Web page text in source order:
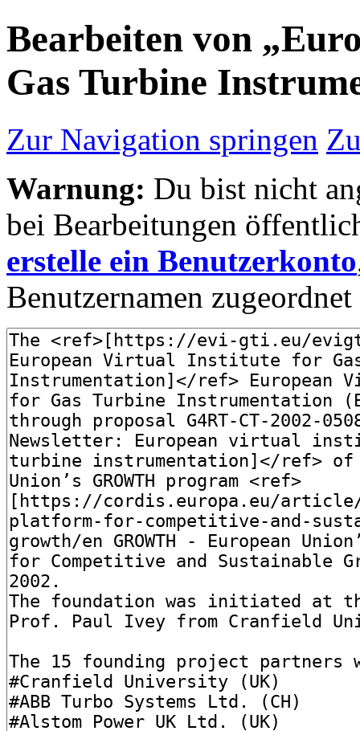
Bearbeiten von
Gas Turbine
Zur Navigation springen
Warnung: Du bist nicht
bei Bearbeitungen
erstelle ein Benutzerkonto
Benutzernamen